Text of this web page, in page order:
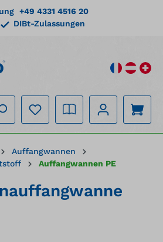
+49 4331 4516 20
DIBt-Zulassungen
Auffangwannen
Auffangwannen PE